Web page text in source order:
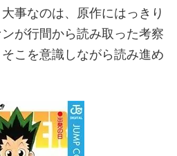
事なのは、原作にはっきり
が行間から読み取った考察
こを意識しながら読み進め